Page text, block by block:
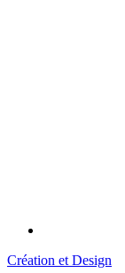
Création et Design